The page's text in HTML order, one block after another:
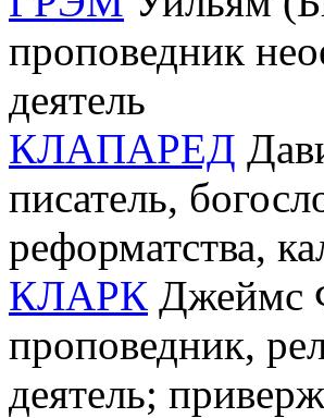
проповедник
деятель
КЛАПАРЕД
писатель,
реформатства,
КЛАРК Джеймс
проповедник,
деятель;